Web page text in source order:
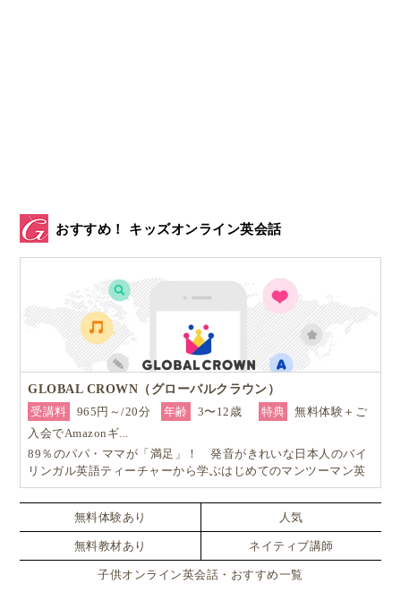
おすすめ！ キッズオンライン英会話
GLOBAL CROWN（グローバルクラウン）
受講料
965円～/20分 年齢 3〜12歳 特典
無料体験＋ご
入会でAmazonギ...
89％のパパ・ママが「満足」！ 発音がきれいな日本人のバイ
リンガル英語ティーチャーから学ぶはじめてのマンツーマン英
会話
無料体験あり 人気
無料教材あり ネイティブ講師
子供オンライン英会話・おすすめ一覧